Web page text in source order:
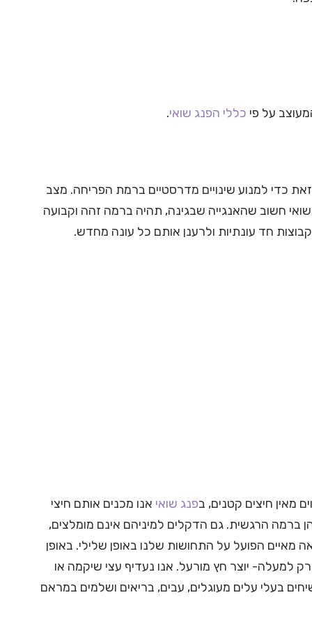
על פי כללי הפנג שואי.
כדי למנוע שינויים מדרסטיים ברמת הפריחה. מצב
חשוב שהאנגייה שבגינה, תהיה ברמה זהה וקבועה
חד עונתיות ולרענן אותם כל עונה מחדש.
מאין חיצים קטנים, בפנג שואי אנו מכנים אותם חיצי
ברמה הרגשית. גם הדקלים למיניהם אינם מומלצים,
הפועל על התחושות שלנו באופן שלילי. באופן
למעלה- יוצר חץ מורעל. אנו נעדיף עצי שיקמה או
בעלי עלים מעוגלים, עבים, בריאים ושלמים במראם